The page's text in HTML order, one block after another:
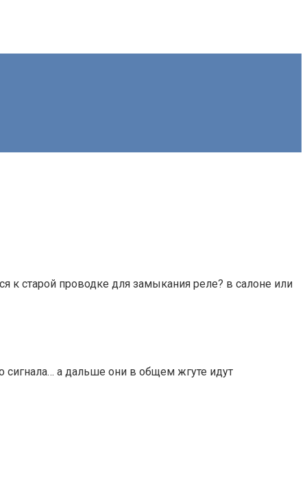
к старой проводке для замыкания реле? в салоне или
а дальше они в общем жгуте идут